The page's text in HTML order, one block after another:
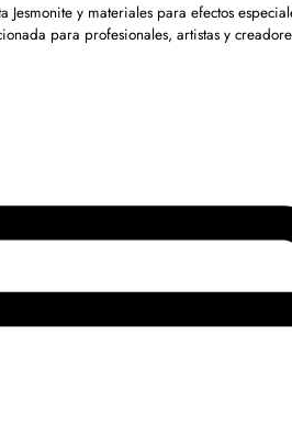
Jesmonite y materiales para efectos
para profesionales, artistas y